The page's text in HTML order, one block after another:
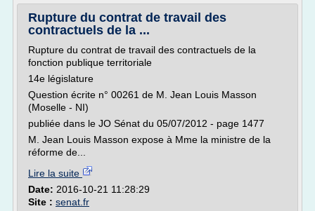
Rupture du contrat de travail des
contractuels de la ...
Rupture du contrat de travail des contractuels de la
fonction publique territoriale
14e législature
Question écrite n° 00261 de M. Jean Louis Masson
(Moselle - NI)
publiée dans le JO Sénat du 05/07/2012 - page 1477
M. Jean Louis Masson expose à Mme la ministre de la
réforme de...
Lire la suite
Date: 2016-10-21 11:28:29
Site : senat.fr